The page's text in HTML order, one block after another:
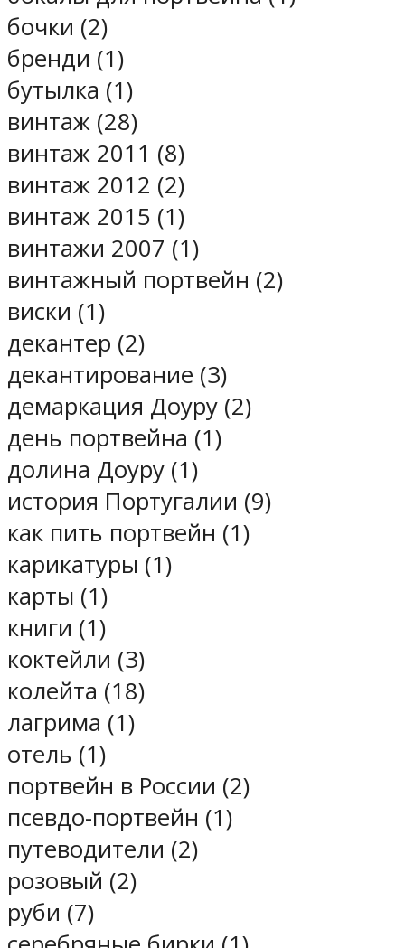
бочки (2)
бренди (1)
бутылка (1)
винтаж (28)
винтаж 2011 (8)
винтаж 2012 (2)
винтаж 2015 (1)
винтажи 2007 (1)
винтажный портвейн (2)
виски (1)
декантер (2)
декантирование (3)
демаркация Доуру (2)
день портвейна (1)
долина Доуру (1)
история Португалии (9)
как пить портвейн (1)
карикатуры (1)
карты (1)
книги (1)
коктейли (3)
колейта (18)
лагрима (1)
отель (1)
портвейн в России (2)
псевдо-портвейн (1)
путеводители (2)
розовый (2)
руби (7)